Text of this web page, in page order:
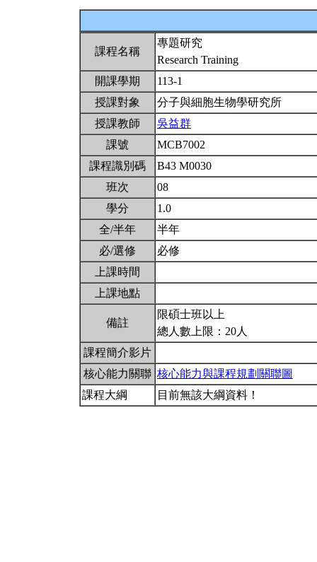
課程名稱
專題研究
Research Training
開課學期
113-1
授課對象
分子與細胞生物學研究所
授課教師
吳益群
課號
MCB7002
課程識別碼
B43 M0030
班次
08
學分
1.0
全/半年
半年
必/選修
必修
上課時間
上課地點
備註
限碩士班以上
總人數上限：20人
課程簡介影片
核心能力關聯 核心能力與課程規劃關聯圖
課程大綱
目前無該大綱資料！